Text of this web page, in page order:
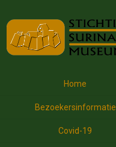
Home
Bezoekersinformatie
Covid-19